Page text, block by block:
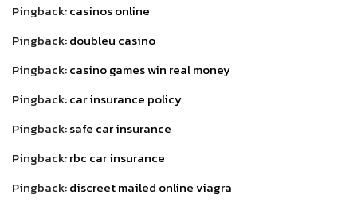
Pingback:casinos online
Pingback:doubleu casino
Pingback:casino games win real money
Pingback:car insurance policy
Pingback:safe car insurance
Pingback:rbc car insurance
Pingback:discreet mailed online viagra